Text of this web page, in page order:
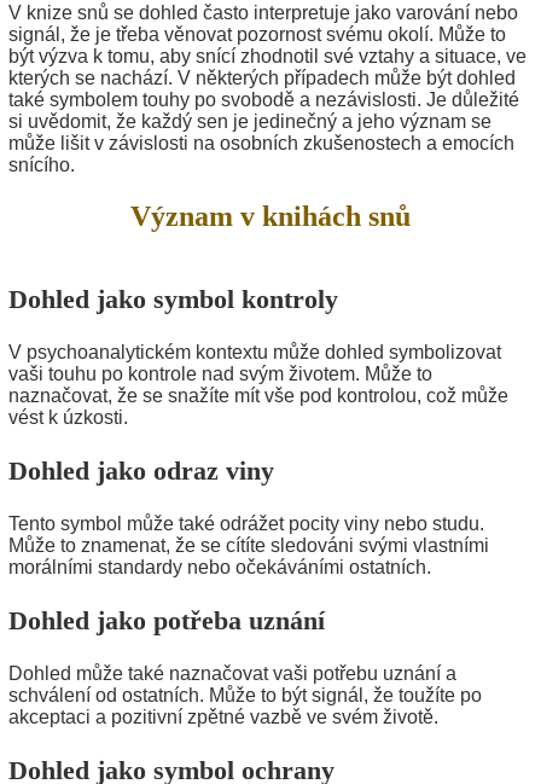
V knize snů se dohled často interpretuje jako varování nebo
signál, že je třeba věnovat pozornost svému okolí. Může to
být výzva k tomu, aby snící zhodnotil své vztahy a situace, ve
kterých se nachází. V některých případech může být dohled
také symbolem touhy po svobodě a nezávislosti. Je důležité
si uvědomit, že každý sen je jedinečný a jeho význam se
může lišit v závislosti na osobních zkušenostech a emocích
snícího.
Význam v knihách snů
Dohled jako symbol kontroly
V psychoanalytickém kontextu může dohled symbolizovat
vaši touhu po kontrole nad svým životem. Může to
naznačovat, že se snažíte mít vše pod kontrolou, což může
vést k úzkosti.
Dohled jako odraz viny
Tento symbol může také odrážet pocity viny nebo studu.
Může to znamenat, že se cítíte sledováni svými vlastními
morálními standardy nebo očekáváními ostatních.
Dohled jako potřeba uznání
Dohled může také naznačovat vaši potřebu uznání a
schválení od ostatních. Může to být signál, že toužíte po
akceptaci a pozitivní zpětné vazbě ve svém životě.
Dohled jako symbol ochrany